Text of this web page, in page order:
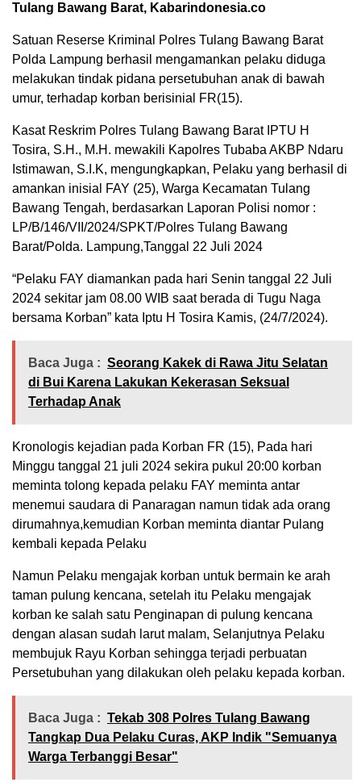
Tulang Bawang Barat, Kabarindonesia.co
Satuan Reserse Kriminal Polres Tulang Bawang Barat
Polda Lampung berhasil mengamankan pelaku diduga
melakukan tindak pidana persetubuhan anak di bawah
umur, terhadap korban berisinial FR(15).
Kasat Reskrim Polres Tulang Bawang Barat IPTU H
Tosira, S.H., M.H. mewakili Kapolres Tubaba AKBP Ndaru
Istimawan, S.I.K, mengungkapkan, Pelaku yang berhasil di
amankan inisial FAY (25), Warga Kecamatan Tulang
Bawang Tengah, berdasarkan Laporan Polisi nomor :
LP/B/146/VII/2024/SPKT/Polres Tulang Bawang
Barat/Polda. Lampung,Tanggal 22 Juli 2024
“Pelaku FAY diamankan pada hari Senin tanggal 22 Juli
2024 sekitar jam 08.00 WIB saat berada di Tugu Naga
bersama Korban” kata Iptu H Tosira Kamis, (24/7/2024).
Baca Juga : Seorang Kakek di Rawa Jitu Selatan
di Bui Karena Lakukan Kekerasan Seksual
Terhadap Anak
Kronologis kejadian pada Korban FR (15), Pada hari
Minggu tanggal 21 juli 2024 sekira pukul 20:00 korban
meminta tolong kepada pelaku FAY meminta antar
menemui saudara di Panaragan namun tidak ada orang
dirumahnya,kemudian Korban meminta diantar Pulang
kembali kepada Pelaku
Namun Pelaku mengajak korban untuk bermain ke arah
taman pulung kencana, setelah itu Pelaku mengajak
korban ke salah satu Penginapan di pulung kencana
dengan alasan sudah larut malam, Selanjutnya Pelaku
membujuk Rayu Korban sehingga terjadi perbuatan
Persetubuhan yang dilakukan oleh pelaku kepada korban.
Baca Juga : Tekab 308 Polres Tulang Bawang
Tangkap Dua Pelaku Curas, AKP Indik "Semuanya
Warga Terbanggi Besar"